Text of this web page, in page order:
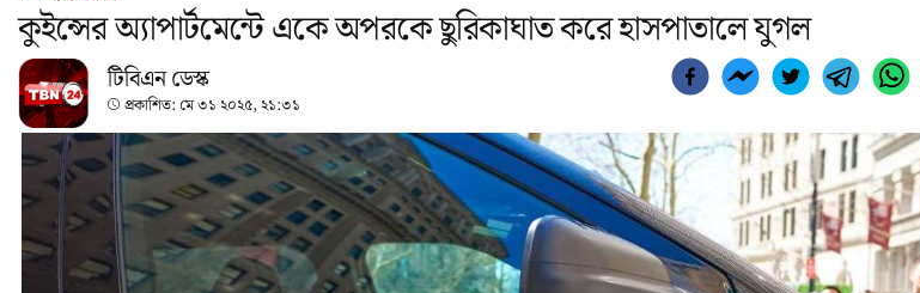
কুইন্সের অ্যাপার্টমেন্টে একে অপরকে ছুরিকাঘাত করে হাসপাতালে যুগল
টিবিএন ডেস্ক
প্রকাশিত: মে ৩১ ২০২৫, ২১:৩১